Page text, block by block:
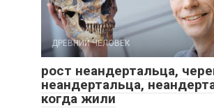
ДРЕВНИЙ ЧЕЛОВЕК
рост неандертальца,
неандертальца,
когда жили